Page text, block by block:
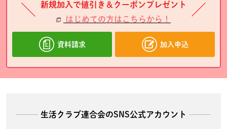
新規加入で値引き＆クーポンプレゼント
はじめての方はこちらから！
資料請求 加入申込
生活クラブ連合会のSNS公式アカウント